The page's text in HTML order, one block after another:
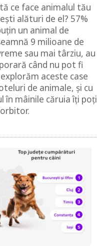
ce face animalul tău
alături de el? 57%
un animal de
9 milioane de
sau mai târziu, au
când nu pot fi
aceste case
de animale, și cu
în mâinile căruia îți poți